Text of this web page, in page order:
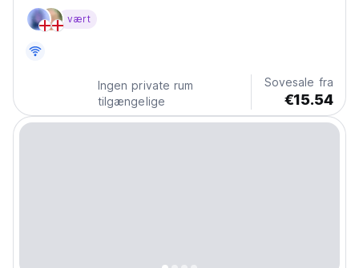
WiFi overalt på ejendommen.
vært
Ingen private rum
tilgængelige
Sovesale fra
€15.54